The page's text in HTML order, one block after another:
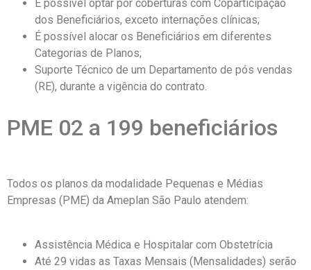
É possível optar por coberturas com Coparticipação
dos Beneficiários, exceto internações clínicas;
É possível alocar os Beneficiários em diferentes
Categorias de Planos;
Suporte Técnico de um Departamento de pós vendas
(RE), durante a vigência do contrato.
PME 02 a 199 beneficiários
Todos os planos da modalidade Pequenas e Médias
Empresas (PME) da Ameplan São Paulo atendem:
Assistência Médica e Hospitalar com Obstetrícia
Até 29 vidas as Taxas Mensais (Mensalidades) serão